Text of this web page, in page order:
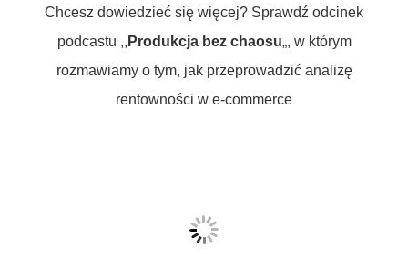
Chcesz dowiedzieć się więcej? Sprawdź odcinek
podcastu ,, Produkcja bez chaosu„, w którym
rozmawiamy o tym, jak przeprowadzić analizę
rentowności w e-commerce